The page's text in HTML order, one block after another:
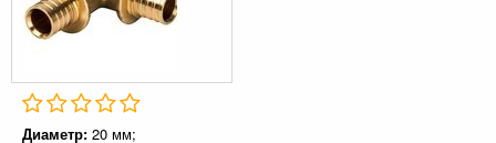
Диаметр: 20 мм;